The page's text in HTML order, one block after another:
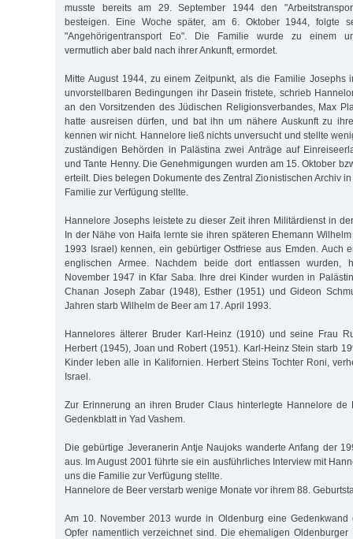
musste bereits am 29. September 1944 den
besteigen. Eine Woche später, am 6. Oktober 1944, folgte
"Angehörigentransport Eo". Die Familie wurde zu einem
vermutlich aber bald nach ihrer Ankunft, ermordet.
Mitte August 1944, zu einem Zeitpunkt, als die Familie Josephs
unvorstellbaren Bedingungen ihr Dasein fristete, schrieb
an den Vorsitzenden des Jüdischen Religionsverbandes, Max
hatte ausreisen dürfen, und bat ihn um nähere Auskunft zu
kennen wir nicht. Hannelore ließ nichts unversucht und stellte
zuständigen Behörden in Palästina zwei Anträge auf
und Tante Henny. Die Genehmigungen wurden am 15. Oktober
erteilt. Dies belegen Dokumente des Zentral Zionistischen Archiv
Familie zur Verfügung stellte.
Hannelore Josephs leistete zu dieser Zeit ihren Militärdienst in
In der Nähe von Haifa lernte sie ihren späteren Ehemann
1993 Israel) kennen, ein gebürtiger Ostfriese aus Emden. Auch
englischen Armee. Nachdem beide dort entlassen wurden,
November 1947 in Kfar Saba. Ihre drei Kinder wurden in
Chanan Joseph Zabar (1948), Esther (1951) und Gideon
Jahren starb Wilhelm de Beer am 17. April 1993.
Hannelores älterer Bruder Karl-Heinz (1910) und seine Frau
Herbert (1945), Joan und Robert (1951). Karl-Heinz Stein starb
Kinder leben alle in Kalifornien. Herbert Steins Tochter Roni,
Israel.
Zur Erinnerung an ihren Bruder Claus hinterlegte Hannelore de
Gedenkblatt in Yad Vashem.
Die gebürtige Jeveranerin Antje Naujoks wanderte Anfang der
aus. Im August 2001 führte sie ein ausführliches Interview mit
uns die Familie zur Verfügung stellte.
Hannelore de Beer verstarb wenige Monate vor ihrem 88.
Am 10. November 2013 wurde in Oldenburg eine Gedenkwand
Opfer namentlich verzeichnet sind. Die ehemaligen Oldenburger